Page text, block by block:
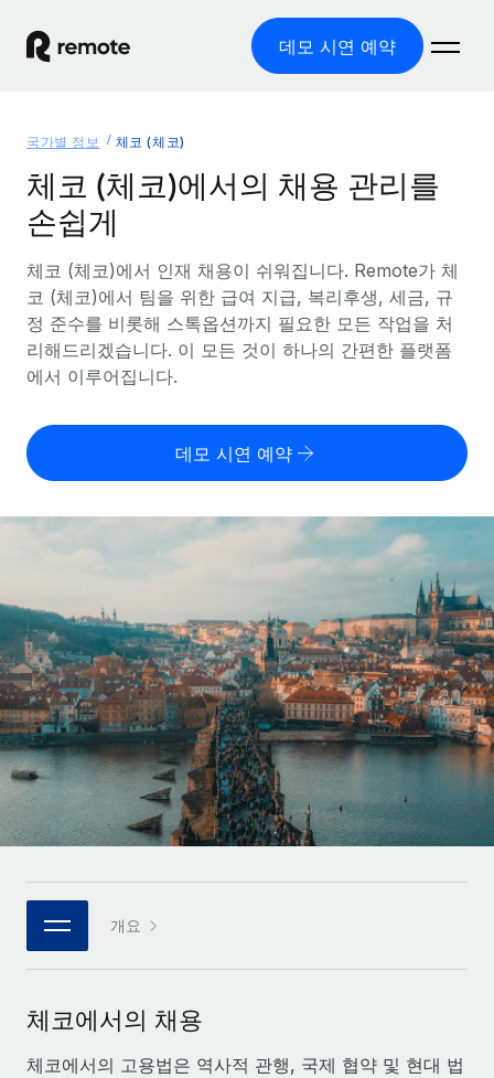
데모 시연 예약
글로벌 고용
글로벌 급여
규정을 준수하며 급여 지급을 손쉽게 처리
기록상 고용주(EOR)
법인 설립 비용 없이 전 세계로 사업을 확장
PEO
인프라
Remote 통합
HR을 워크플로에 매끄럽게 통합
플랫폼
팀을 위한 통합된 핵심 HR 기능
연결 새로운
통합
핵심 비즈니스 도구로 프로세스를 간소화
전문가 상담
글로벌 인사 및 규정 준수 업무 처리에 전문가 지원 제공
솔루션
글로벌 서비스 제공
국가별 정보
국가별 글로벌 채용 지원 알아보기
미국 주별 정보
Remote와 다른 솔루션 비교
다른 업체들과 비교해보기
성장 단계
성장하는 기업을 위한 민첩한 글로벌 HR 및 급여 솔루션
중견기업
맞춤형 HR 솔루션으로 팀 확장
엔터프라이즈
대기업을 위한 글로벌 HR
REMOTE 파트너 되기
플랫폼에 글로벌 HR을 유연하게 통합
Remote와의 파트너십 기회 탐색
Remote Build
곧 제공 예정
리소스
도구 및 계산기
오분류 리스크 평가 도구
국가별 총 인건비 계산
글로벌 계약직을 위한 통화 옵션과 지급 소요 시간 확인
REMOTE와 함께 배우기
리서치 및 가이드
사례 연구
HR 용어집
체크리스트 및 템플릿
직무 설명 라이브러리
이벤트
급여 및 인재 인사이트
요금
한국어
English
Deutsch
Español
Italiano
Português (Portugal)
한국어
로그인
국가별 정보 체코 (체코)
체코 (체코)에서의 채용 관리를
손쉽게
체코 (체코)에서 인재 채용이 쉬워집니다. Remote가 체
코 (체코)에서 팀을 위한 급여 지급, 복리후생, 세금, 규
정 준수를 비롯해 스톡옵션까지 필요한 모든 작업을 처
리해드리겠습니다. 이 모든 것이 하나의 간편한 플랫폼
에서 이루어집니다.
데모 시연 예약
개요
체코에서의 채용
체코에서의 고용법은 역사적 관행, 국제 협약 및 현대 법